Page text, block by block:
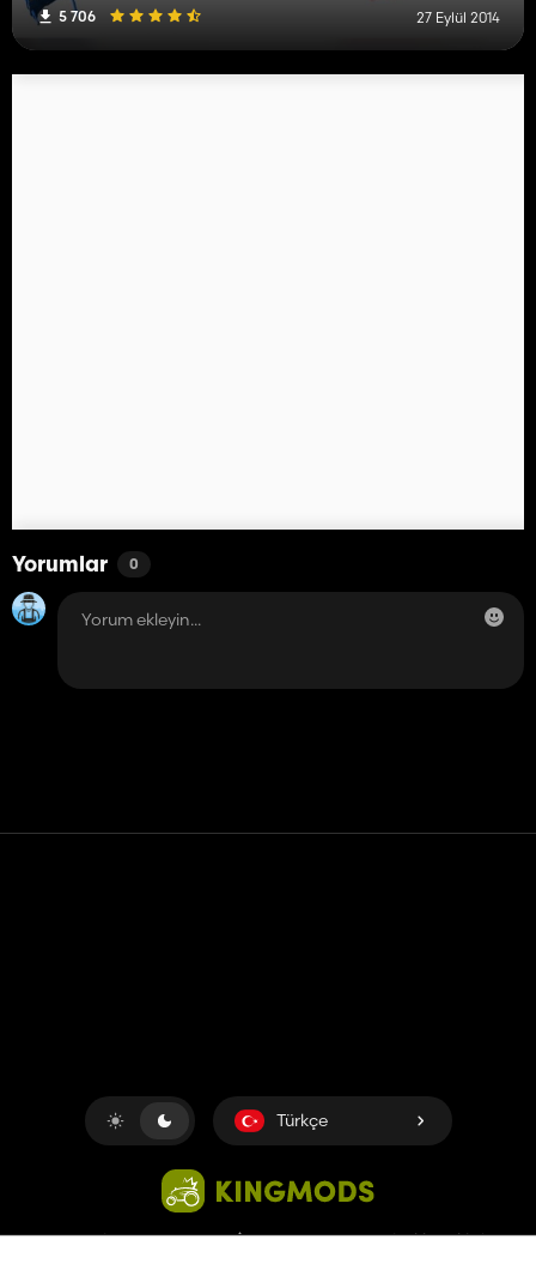
5 706 27 Eylül 2014
Yorumlar 0
Copyright © 2018-2026 King UP SAS. Her hakkı saklıdır.
Türkçe